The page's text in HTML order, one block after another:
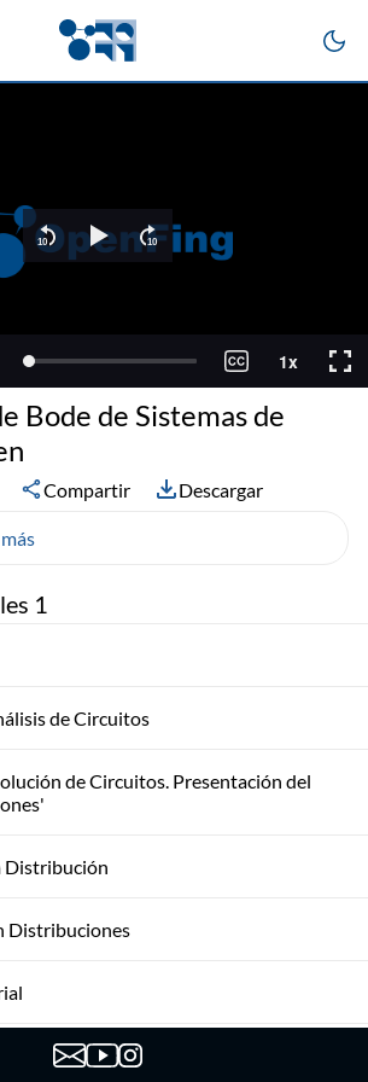
1
de Circuitos
de Circuitos. Presentación del
Distribución
Distribuciones
Bode de Sistemas de
Compartir Descargar